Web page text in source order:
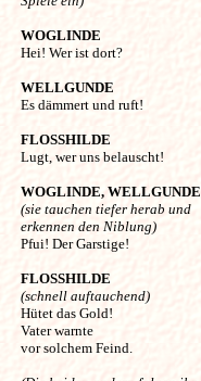
WOGLINDE
Hei! Wer ist dort?
WELLGUNDE
Es dämmert und ruft!
FLOSSHILDE
Lugt, wer uns belauscht!
WOGLINDE,
(sie tauchen tiefer herab und
erkennen den Niblung)
Pfui! Der Garstige!
FLOSSHILDE
(schnell auftauchend)
Hütet das Gold!
Vater warnte
vor solchem Feind.